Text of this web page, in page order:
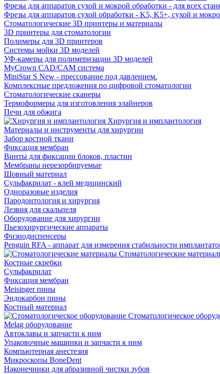
Фрезы для аппаратов сухой и мокрой обработки - для всех
Фрезы для аппаратов сухой обработки - K5, K5+, сухой и
Стоматологические 3D принтеры и материалы
3D принтеры для стоматологии
Полимеры для 3D принтеров
Системы мойки 3D моделей
УФ-камеры для полимеризации 3D моделей
MyCrown CAD/CAM система
MiniStar S New - прессование под давлением.
Комплексные предложения по цифровой стоматологии
Стоматологические сканеры
Термоформеры для изготовления элайнеров
Печи для обжига
Хирургия и имплантология
Материалы и инструменты для хирургии
Забор костной ткани
Фиксация мембран
Винты для фиксации блоков, пластин
Мембраны нерезорбируемые
Шовный материал
Сульфакрилат - клей медицинский
Одноразовые изделия
Пародонтология и хирургия
Лезвия для скальпеля
Оборудование для хирургии
Пьезохирургические аппараты
Физиодиспенсеры
Penguin RFA - аппарат для измерения стабильности
Стоматологические
Костные скребки
Сульфакрилат
Фиксация мембран
Meisinger пины
Эндокарбон пины
Костный материал
Стоматологическое
Melag оборудование
Автоклавы и запчасти к ним
Упаковочные машинки и запчасти к ним
Компьютерная анестезия
Микроскопы BoneDent
Наконечники для абразивной чистки зубов